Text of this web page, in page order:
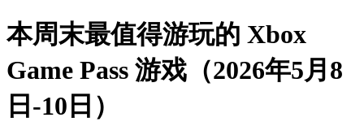
本周末最值得游玩的 Xbox
Game Pass 游戏（2026年5月8
日-10日）